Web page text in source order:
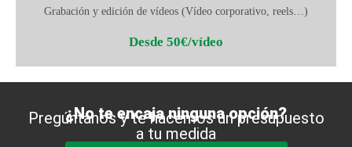
Grabación y edición de vídeos (Vídeo corporativo, reels…)
Desde 50€/vídeo
¿No te encaja ninguna opción?
Pregúntanos y te hacemos un presupuesto
a tu medida